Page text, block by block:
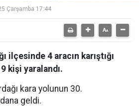
Çarşamba 17:44
ilçesinde 4 aracın karıştığı
kişi yaralandı.
kara yolunun 30.
geldi.